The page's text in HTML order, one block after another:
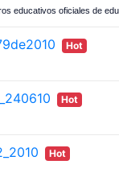
educativos oficiales de
Hot
Hot
Hot